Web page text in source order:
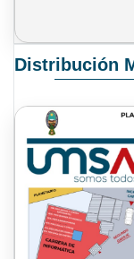
Distribución